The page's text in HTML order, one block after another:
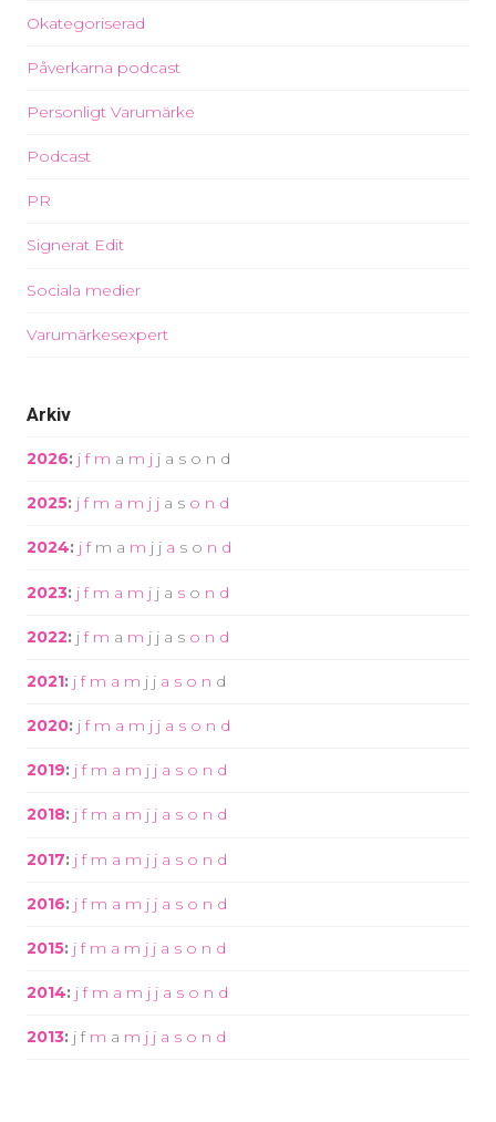
Okategoriserad
Påverkarna podcast
Personligt Varumärke
Podcast
PR
Signerat Edit
Sociala medier
Varumärkesexpert
Arkiv
2026: j f m a m j j a s o n d
2025: j f m a m j j a s o n d
2024: j f m a m j j a s o n d
2023: j f m a m j j a s o n d
2022: j f m a m j j a s o n d
2021: j f m a m j j a s o n d
2020: j f m a m j j a s o n d
2019: j f m a m j j a s o n d
2018: j f m a m j j a s o n d
2017: j f m a m j j a s o n d
2016: j f m a m j j a s o n d
2015: j f m a m j j a s o n d
2014: j f m a m j j a s o n d
2013: j f m a m j j a s o n d